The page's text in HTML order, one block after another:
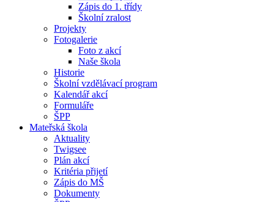
Zápis do 1. třídy
Školní zralost
Projekty
Fotogalerie
Foto z akcí
Naše škola
Historie
Školní vzdělávací program
Kalendář akcí
Formuláře
ŠPP
Mateřská škola
Aktuality
Twigsee
Plán akcí
Kritéria přijetí
Zápis do MŠ
Dokumenty